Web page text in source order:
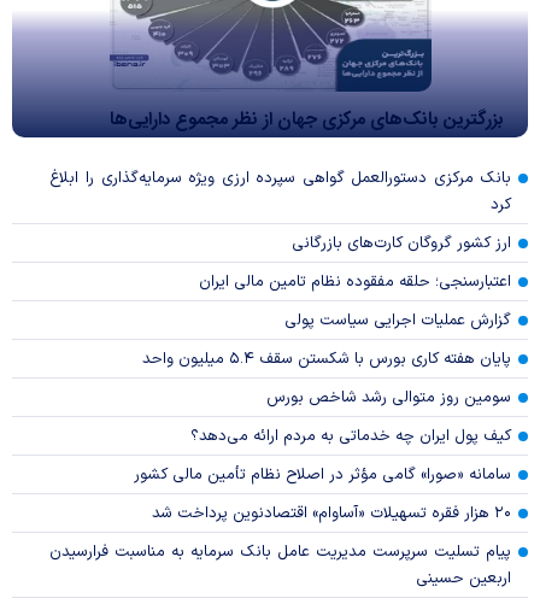
بزرگترین بانک‌های مرکزی جهان از نظر مجموع دارایی‌ها
بانک مرکزی دستورالعمل گواهی سپرده ارزی ویژه سرمایه‌گذاری را ابلاغ
کرد
ارز کشور گروگان کارت‌های بازرگانی
اعتبارسنجی؛ حلقه مفقوده نظام تامین مالی ایران
گزارش عملیات اجرایی سیاست پولی
پایان هفته کاری بورس با شکستن سقف ۵.۴ میلیون واحد
سومین روز متوالی رشد شاخص بورس
کیف پول ایران چه خدماتی به مردم ارائه می‌دهد؟
سامانه «صورا» گامی مؤثر در اصلاح نظام تأمین مالی کشور
۲۰ هزار فقره تسهیلات «آساوام» اقتصادنوین پرداخت شد
پیام تسلیت سرپرست مدیریت عامل بانک سرمایه به مناسبت فرارسیدن
اربعین حسینی